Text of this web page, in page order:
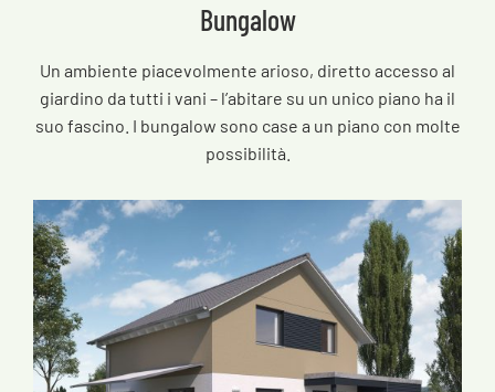
Bungalow
Un ambiente piacevolmente arioso, diretto accesso al
giardino da tutti i vani – l’abitare su un unico piano ha il
suo fascino. I bungalow sono case a un piano con molte
possibilità.